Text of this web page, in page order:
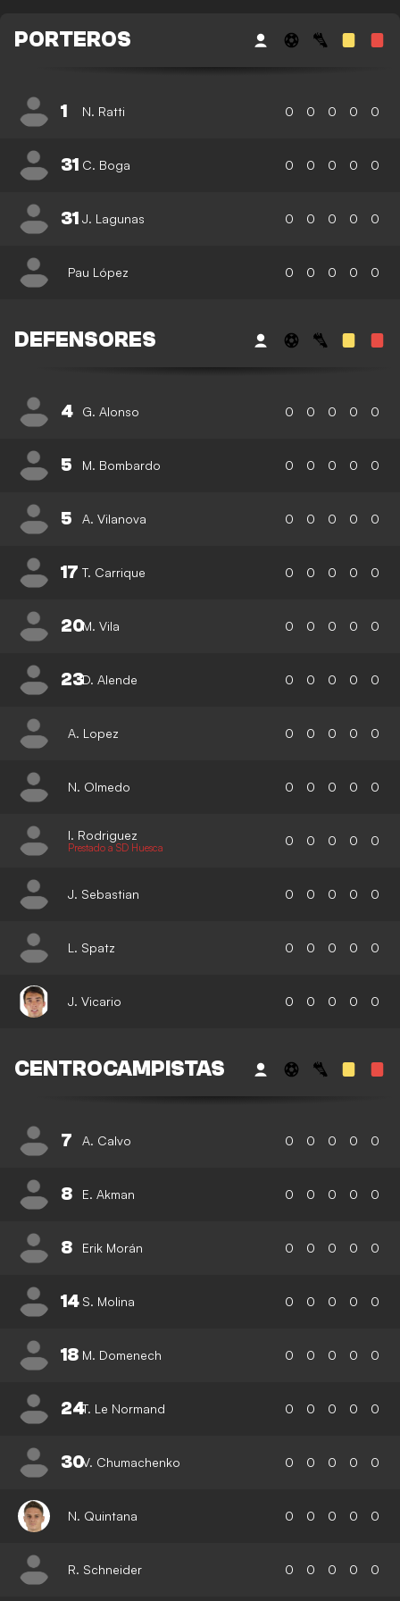
PORTEROS
1 N. Ratti 0 0 0 0 0
31 C. Boga 0 0 0 0 0
31 J. Lagunas 0 0 0 0 0
Pau López 0 0 0 0 0
DEFENSORES
4 G. Alonso 0 0 0 0 0
5 M. Bombardo 0 0 0 0 0
5 A. Vilanova 0 0 0 0 0
17 T. Carrique 0 0 0 0 0
20M. Vila 0 0 0 0 0
23D. Alende 0 0 0 0 0
A. Lopez 0 0 0 0 0
N. Olmedo 0 0 0 0 0
I. Rodriguez
Prestado a SD Huesca 0 0 0 0 0
J. Sebastian 0 0 0 0 0
L. Spatz 0 0 0 0 0
J. Vicario 0 0 0 0 0
CENTROCAMPISTAS
7 A. Calvo 0 0 0 0 0
8 E. Akman 0 0 0 0 0
8 Erik Morán 0 0 0 0 0
14 S. Molina 0 0 0 0 0
18 M. Domenech 0 0 0 0 0
24T. Le Normand 0 0 0 0 0
30V. Chumachenko 0 0 0 0 0
N. Quintana 0 0 0 0 0
R. Schneider 0 0 0 0 0